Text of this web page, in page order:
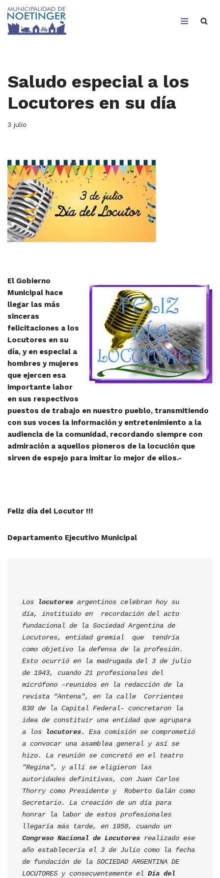
Saltar
Saludo especial a los
Locutores en su día
3 julio
El Gobierno
Municipal hace
llegar las más
sinceras
felicitaciones a los
Locutores en su
día, y en especial a
hombres y mujeres
que ejercen esa
importante labor
en sus respectivos
puestos de trabajo en nuestro pueblo, transmitiendo
con sus voces la información y entretenimiento a la
audiencia de la comunidad, recordando siempre con
admiración a aquellos pioneros de la locución que
sirven de espejo para imitar lo mejor de ellos.-
Feliz día del Locutor !!!
Departamento Ejecutivo Municipal
Los locutores argentinos celebran hoy su
día, instituido en  recordación del acto
fundacional de la Sociedad Argentina de
Locutores, entidad gremial  que  tendría
Esto ocurrió en la madrugada del 3 de julio
de 1943, cuando 21 profesionales del
micrófono –reunidos en la redacción de la
revista “Antena", en la calle  Corrientes
830 de la Capital Federal- concretaron la
idea de constituir una entidad que agrupara
a los
locutores. Esa comisión se comprometió
a convocar una asamblea general y así se
hizo. La reunión se concretó en el teatro
"Regina", y allí se eligieron las
autoridades definitivas, con Juan Carlos
Thorry como Presidente y  Roberto Galán como
Secretario. La creación de un día para
honrar la labor de estos profesionales
llegaría más tarde, en 1950, cuando un
Congreso Nacional de Locutores realizado ese
año establecería el 3 de Julio como la fecha
de fundación de la SOCIEDAD ARGENTINA DE
LOCUTORES y consecuentemente el Día del